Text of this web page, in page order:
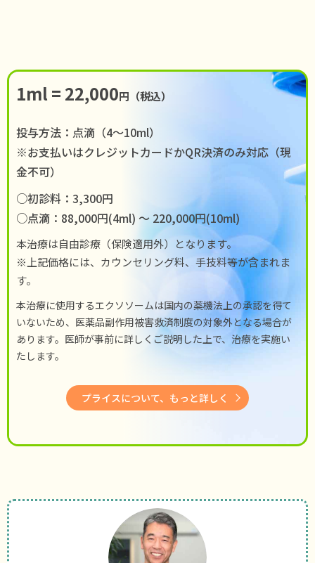
1ml = 22,000円（税込）
投与方法：点滴（4〜10ml）
※お支払いはクレジットカードかQR決済のみ対応（現
金不可）
○初診料：3,300円
○点滴：88,000円(4ml) 〜 220,000円(10ml)
本治療は自由診療（保険適用外）となります。
※上記価格には、カウンセリング料、手技料等が含まれま
す。
本治療に使用するエクソソームは国内の薬機法上の承認を得て
いないため、医薬品副作用被害救済制度の対象外となる場合が
あります。医師が事前に詳しくご説明した上で、治療を実施い
たします。
プライスについて、もっと詳しく